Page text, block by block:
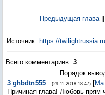
Предыдущая глава||
Источник: https://
Всего комментариев: 3
Порядок
3 ghbdtn555 (29.11.2018 18:47) [
Причиная глава! Любовь прям